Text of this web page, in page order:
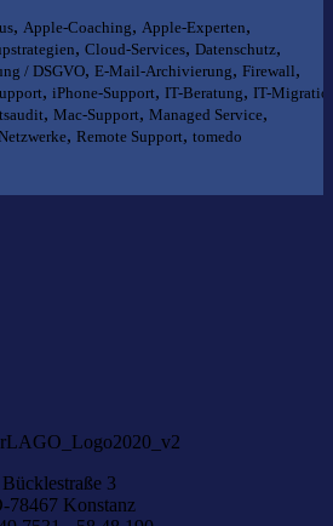
, Apple-Coaching, Apple-Experten,
, Cloud-Services, Datenschutz,
/ DSGVO, E-Mail-Archivierung, Firewall,
, iPhone-Support, IT-Beratung, IT-
, Mac-Support, Managed Service,
, Remote Support, tomedo
Bücklestraße 3
78467 Konstanz